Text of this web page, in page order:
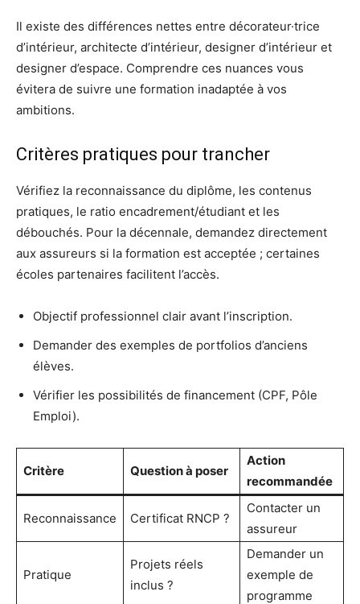
Il existe des différences nettes entre décorateur·trice
d’intérieur, architecte d’intérieur, designer d’intérieur et
designer d’espace. Comprendre ces nuances vous
évitera de suivre une formation inadaptée à vos
ambitions.
Critères pratiques pour trancher
Vérifiez la reconnaissance du diplôme, les contenus
pratiques, le ratio encadrement/étudiant et les
débouchés. Pour la décennale, demandez directement
aux assureurs si la formation est acceptée ; certaines
écoles partenaires facilitent l’accès.
Objectif professionnel clair avant l’inscription.
Demander des exemples de portfolios d’anciens
élèves.
Vérifier les possibilités de financement (CPF, Pôle
Emploi).
Critère Question à poser
Action
recommandée
Reconnaissance Certificat RNCP ?
Contacter un
assureur
Pratique
Projets réels
inclus ?
Demander un
exemple de
programme